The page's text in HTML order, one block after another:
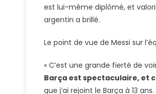
est lui-même diplômé, et
argentin a brillé.
Le point de vue de Messi sur
« C’est une grande fierté de
Barça est spectaculaire, et
que j’ai rejoint le Barça à 13